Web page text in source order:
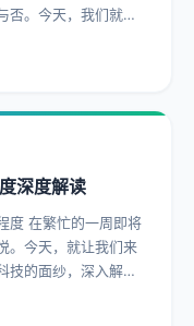
否。今天，我们就通
深度解读
即将
。今天，就让我们来
的面纱，深入解读